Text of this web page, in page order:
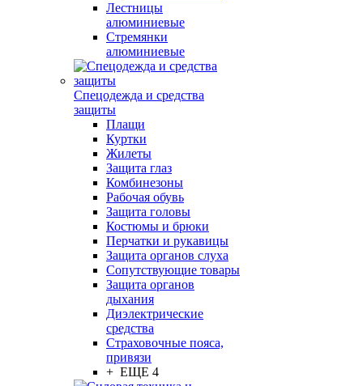
Лестницы
алюминиевые
Стремянки
алюминиевые
Спецодежда и средства
защиты
Плащи
Куртки
Жилеты
Защита глаз
Комбинезоны
Рабочая обувь
Защита головы
Костюмы и брюки
Перчатки и рукавицы
Защита органов слуха
Сопутствующие товары
Защита органов
дыхания
Диэлектрические
средства
Страховочные пояса,
привязи
+ ЕЩЕ 4